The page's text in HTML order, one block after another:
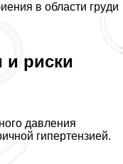
в области гpyди
и риски
давления
гипертензией.